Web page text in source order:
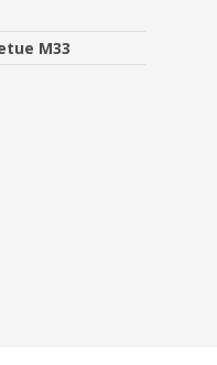
M33